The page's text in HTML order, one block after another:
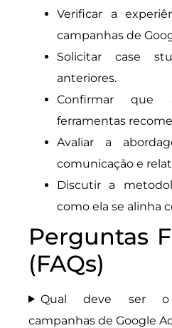
Verificar a
campanhas de
Solicitar case
anteriores.
Confirmar que
ferramentas
Avaliar a
comunicação e
Discutir a
como ela se alinha
Perguntas
(FAQs)
Qual deve ser o
campanhas de Google